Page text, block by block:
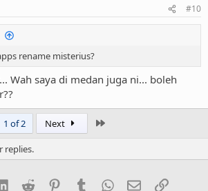
#10
rename misterius?
Wah saya di medan juga ni... boleh
1 of 2 Next
replies.
LinkedInReddit PinterestTumblrWhatsApp
EmailLink